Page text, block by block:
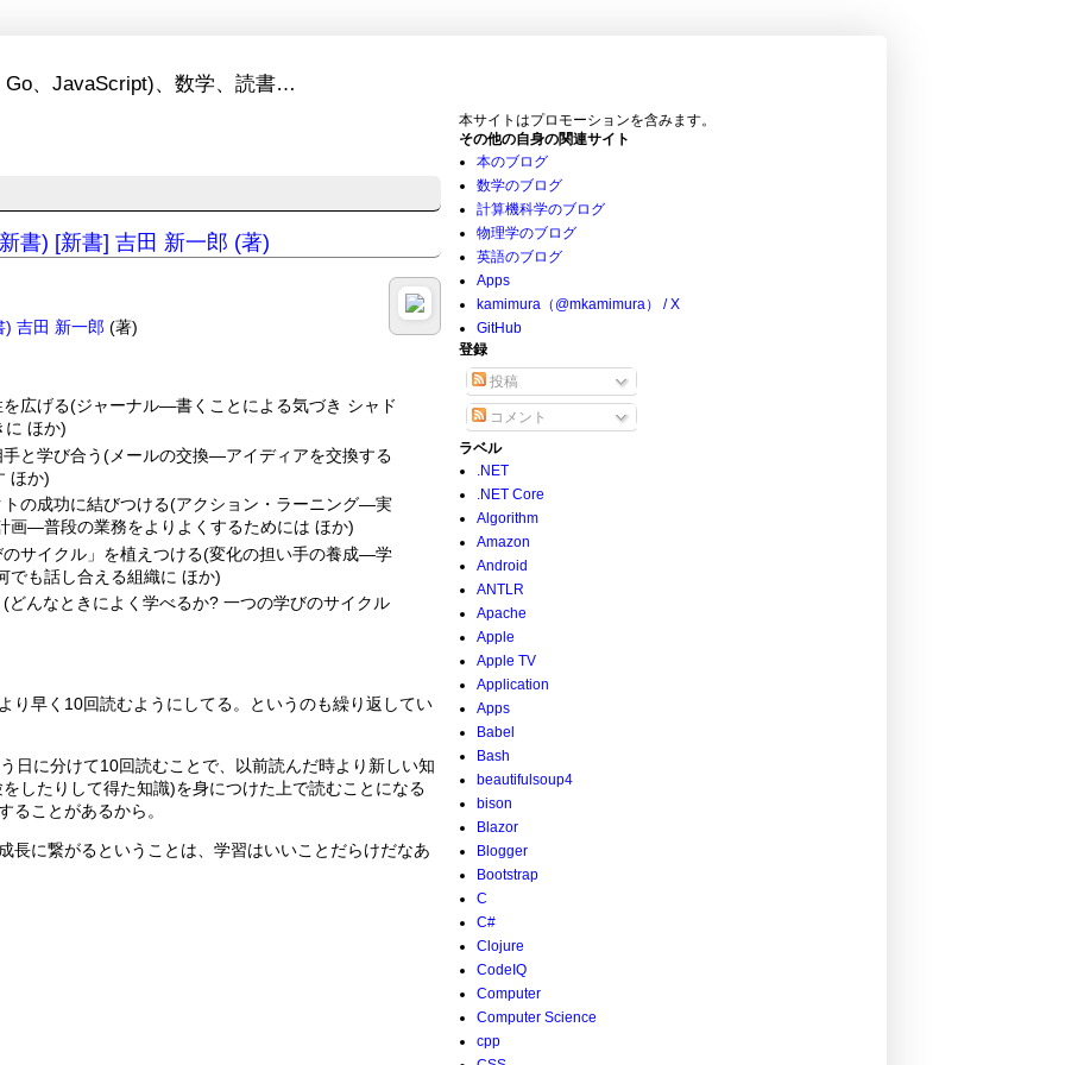
、JavaScript)、数学、読書…
書) [新書] 吉田 新一郎 (著)
) 吉田 新一郎 (著)
広げる(ジャーナル―書くことによる気づき シャド
ほか)
と学び合う(メールの交換―アイディアを交換する
ほか)
の成功に結びつける(アクション・ラーニング―実
画―普段の業務をよりよくするためには ほか)
サイクル」を植えつける(変化の担い手の養成―学
も話し合える組織に ほか)
んなときによく学べるか? 一つの学びのサイクル
り早く10回読むようにしてる。というのも繰り返してい
日に分けて10回読むことで、以前読んだ時より新しい知
したりして得た知識)を身につけた上で読むことになる
ることがあるから。
長に繋がるということは、学習はいいことだらけだなあ
本サイトはプロモーションを含みます。
その他の自身の関連サイト
本のブログ
数学のブログ
計算機科学のブログ
物理学のブログ
英語のブログ
Apps
kamimura（@mkamimura） / X
GitHub
登録
投稿
コメント
ラベル
.NET
.NET Core
Algorithm
Amazon
Android
ANTLR
Apache
Apple
Apple TV
Application
Apps
Babel
Bash
beautifulsoup4
bison
Blazor
Blogger
Bootstrap
C
C#
Clojure
CodeIQ
Computer
Computer Science
cpp